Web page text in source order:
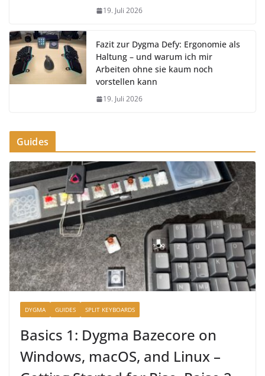
19. Juli 2026
Fazit zur Dygma Defy: Ergonomie als
Haltung – und warum ich mir
Arbeiten ohne sie kaum noch
vorstellen kann
19. Juli 2026
Guides
DYGMA GUIDES SPLIT KEYBOARDS
Basics 1: Dygma Bazecore on
Windows, macOS, and Linux –